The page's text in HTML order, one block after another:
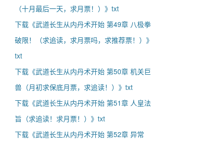
（十月最后一天，求月票！）》txt
下载《武道长生从内丹术开始 第49章 八极拳
破限！（求追读，求月票吗，求推荐票！）》
txt
下载《武道长生从内丹术开始 第50章 机关巨
兽（月初求保底月票，求追读！）》txt
下载《武道长生从内丹术开始 第51章 人皇法
旨（求追读！求月票！）》txt
下载《武道长生从内丹术开始 第52章 异常